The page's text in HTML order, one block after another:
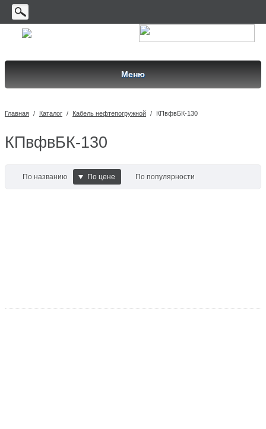
Меню
Главная / Каталог / Кабель нефтепогружной / КПвфвБК-130
КПвфвБК-130
По названию По цене По популярности